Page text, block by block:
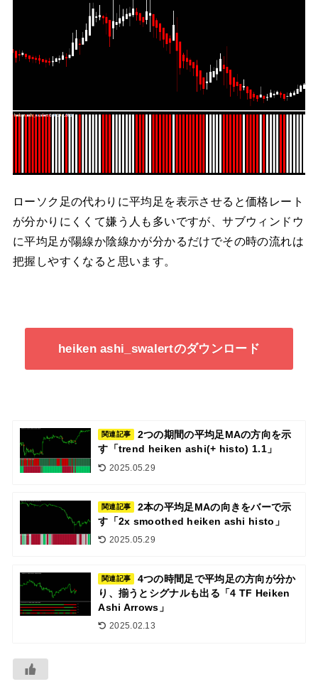
ローソク足の代わりに平均足を表示させると価格レート
が分かりにくくて嫌う人も多いですが、サブウィンドウ
に平均足が陽線か陰線かが分かるだけでその時の流れは
把握しやすくなると思います。
heiken ashi_swalertのダウンロード
関連記事
2つの期間の平均足MAの方向を示
す「trend heiken ashi(+ histo) 1.1」
2025.05.29
関連記事
2本の平均足MAの向きをバーで示
す「2x smoothed heiken ashi histo」
2025.05.29
関連記事
4つの時間足で平均足の方向が分か
り、揃うとシグナルも出る「4 TF Heiken
Ashi Arrows」
2025.02.13